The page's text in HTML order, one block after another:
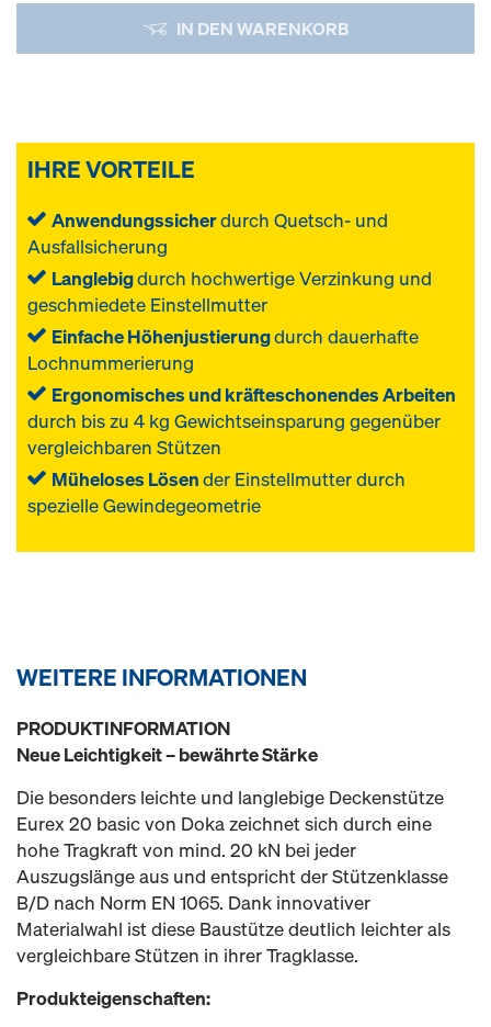
IN DEN WARENKORB
IHRE VORTEILE
Anwendungssicherdurch Quetsch- und
Ausfallsicherung
Langlebigdurch hochwertige Verzinkung und
geschmiedete Einstellmutter
Einfache Höhenjustierungdurch dauerhafte
Lochnummerierung
Ergonomisches und kräfteschonendes Arbeiten
durch bis zu 4 kg Gewichtseinsparung gegenüber
vergleichbaren Stützen
Müheloses Lösender Einstellmutter durch
spezielle Gewindegeometrie
WEITERE INFORMATIONEN
PRODUKTINFORMATION
Neue Leichtigkeit – bewährte Stärke
Die besonders leichte und langlebige Deckenstütze
Eurex 20 basic von Doka zeichnet sich durch eine
hohe Tragkraft von mind. 20 kN bei jeder
Auszugslänge aus und entspricht der Stützenklasse
B/D nach Norm EN 1065. Dank innovativer
Materialwahl ist diese Baustütze deutlich leichter als
vergleichbare Stützen in ihrer Tragklasse.
Produkteigenschaften: